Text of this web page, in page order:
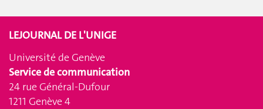
LEJOURNAL DE L'UNIGE
Université de Genève
Service de communication
24 rue Général-Dufour
1211 Genève 4